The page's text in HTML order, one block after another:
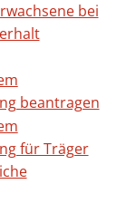
bei
beantragen
für Träger